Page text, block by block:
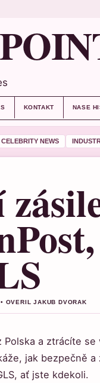
KONTAKT NASE
CELEBRITY NEWS
OVERIL JAKUB DVORAK
a ztrácíte
jak bezpečně
ať jste kdekoli.